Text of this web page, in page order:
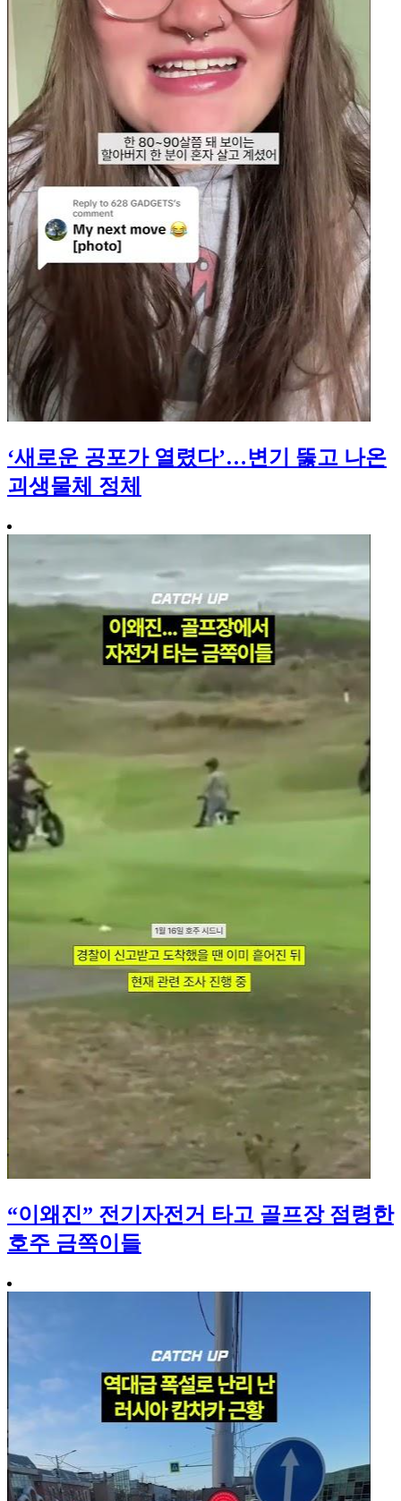
‘새로운 공포가 열렸다’…변기 뚫고 나온
괴생물체 정체
“이왜진” 전기자전거 타고 골프장 점령한
호주 금쪽이들